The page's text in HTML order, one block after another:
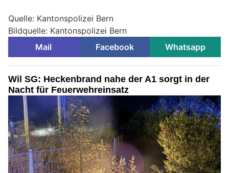
Quelle: Kantonspolizei Bern
Bildquelle: Kantonspolizei Bern
Mail
Facebook Whatsapp
Wil SG: Heckenbrand nahe der A1 sorgt in der
Nacht für Feuerwehreinsatz